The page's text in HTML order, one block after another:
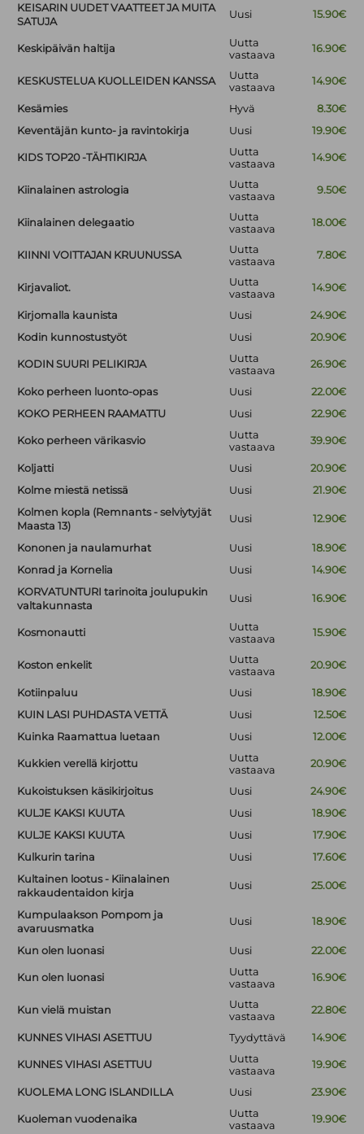
KEISARIN UUDET VAATTEET JA MUITA
SATUJA
Uusi 15.90€
Keskipäivän haltija
Uutta
vastaava
16.90€
KESKUSTELUA KUOLLEIDEN KANSSA
Uutta
vastaava
14.90€
Kesämies Hyvä
8.30€
Keventäjän kunto- ja ravintokirja
Uusi 19.90€
KIDS TOP20 -TÄHTIKIRJA
Uutta
vastaava
14.90€
Kiinalainen astrologia
Uutta
vastaava
9.50€
Kiinalainen delegaatio
Uutta
vastaava
18.00€
KIINNI VOITTAJAN KRUUNUSSA
Uutta
vastaava
7.80€
Kirjavaliot.
Uutta
vastaava
14.90€
Kirjomalla kaunista Uusi
24.90€
Kodin kunnostustyöt
Uusi 20.90€
KODIN SUURI PELIKIRJA
Uutta
vastaava
26.90€
Koko perheen luonto-opas Uusi
22.00€
KOKO PERHEEN RAAMATTU
Uusi 22.90€
Koko perheen värikasvio
Uutta
vastaava
39.90€
Koljatti Uusi
20.90€
Kolme miestä netissä
Uusi
21.90€
Kolmen kopla (Remnants - selviytyjät
Maasta 13)
Uusi 12.90€
Kononen ja naulamurhat Uusi
18.90€
Konrad ja Kornelia
Uusi
14.90€
KORVATUNTURI tarinoita joulupukin
valtakunnasta
Uusi 16.90€
Kosmonautti
Uutta
vastaava
15.90€
Koston enkelit
Uutta
vastaava
20.90€
Kotiinpaluu Uusi
18.90€
KUIN LASI PUHDASTA VETTÄ
Uusi
12.50€
Kuinka Raamattua luetaan
Uusi 12.00€
Kukkien verellä kirjottu
Uutta
vastaava
20.90€
Kukoistuksen käsikirjoitus Uusi
24.90€
KULJE KAKSI KUUTA
Uusi
18.90€
KULJE KAKSI KUUTA
Uusi
17.90€
Kulkurin tarina
Uusi
17.60€
Kultainen lootus - Kiinalainen
rakkaudentaidon kirja
Uusi 25.00€
Kumpulaakson Pompom ja
avaruusmatka
Uusi 18.90€
Kun olen luonasi Uusi 22.00€
Kun olen luonasi
Uutta
vastaava
16.90€
Kun vielä muistan
Uutta
vastaava
22.80€
KUNNES VIHASI ASETTUU Tyydyttävä 14.90€
KUNNES VIHASI ASETTUU
Uutta
vastaava
19.90€
KUOLEMA LONG ISLANDILLA Uusi 23.90€
Kuoleman vuodenaika
Uutta
vastaava
19.90€